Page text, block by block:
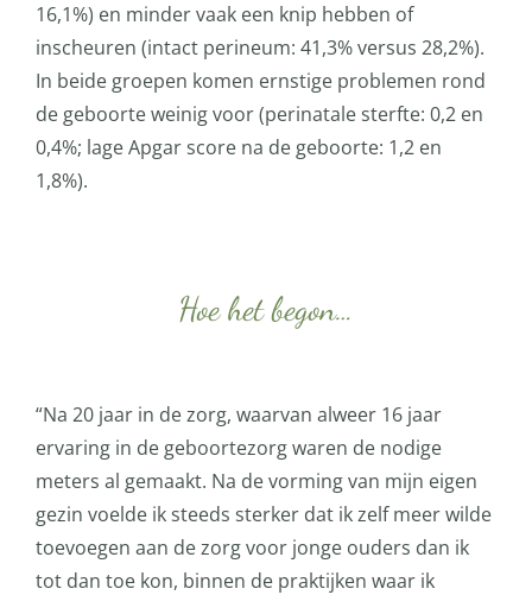
16,1%) en minder vaak een knip hebben of
inscheuren (intact perineum: 41,3% versus 28,2%).
In beide groepen komen ernstige problemen rond
de geboorte weinig voor (perinatale sterfte: 0,2 en
0,4%; lage Apgar score na de geboorte: 1,2 en
1,8%).
Hoe het begon…
“Na 20 jaar in de zorg, waarvan alweer 16 jaar
ervaring in de geboortezorg waren de nodige
meters al gemaakt. Na de vorming van mijn eigen
gezin voelde ik steeds sterker dat ik zelf meer wilde
toevoegen aan de zorg voor jonge ouders dan ik
tot dan toe kon, binnen de praktijken waar ik